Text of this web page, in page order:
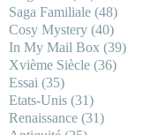
Saga Familiale (48)
Cosy Mystery (40)
In My Mail Box (39)
Xvième Siècle (36)
Essai (35)
Etats-Unis (31)
Renaissance (31)